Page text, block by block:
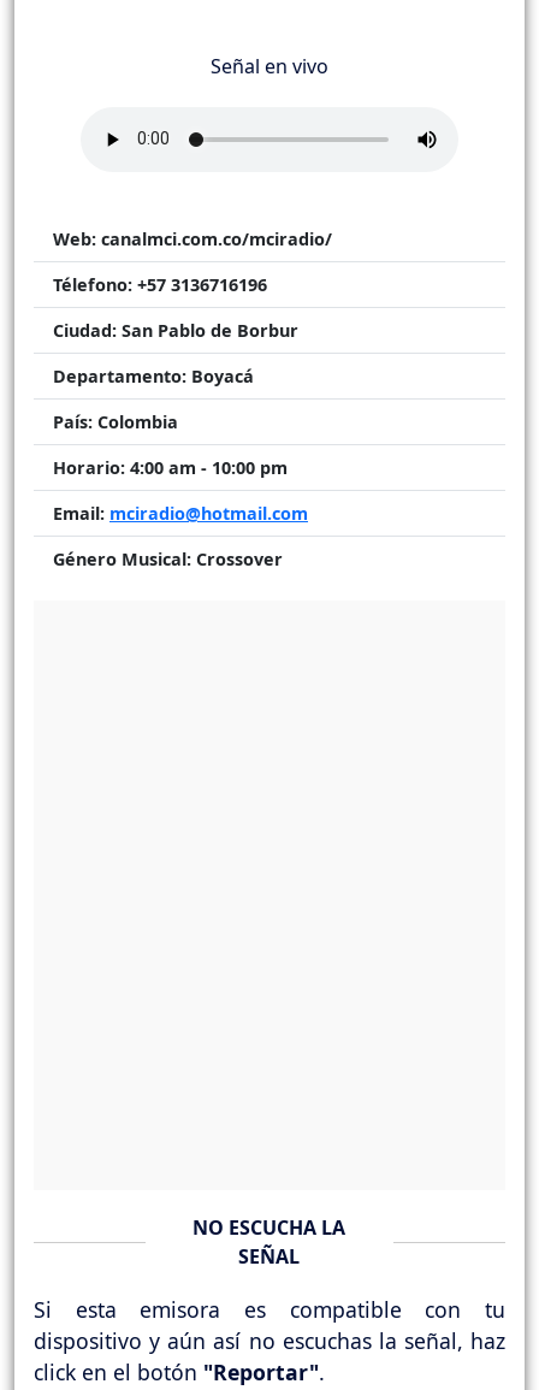
Señal en vivo
Web: canalmci.com.co/mciradio/
Télefono: +57 3136716196
Ciudad: San Pablo de Borbur
Departamento: Boyacá
País: Colombia
Horario: 4:00 am - 10:00 pm
Email: mciradio@hotmail.com
Género Musical: Crossover
NO ESCUCHA LA
SEÑAL
Si esta emisora es compatible con tu
dispositivo y aún así no escuchas la señal, haz
click en el botón "Reportar".